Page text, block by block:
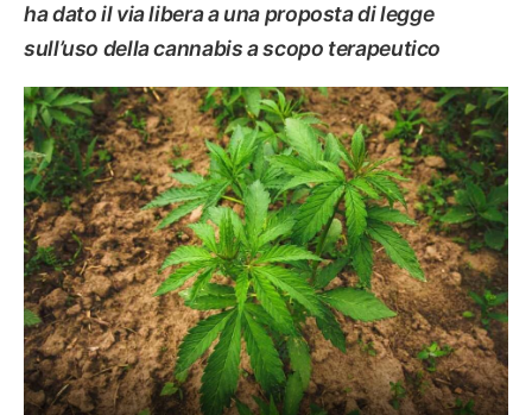
ha dato il via libera a una proposta di legge
sull’uso della cannabis a scopo terapeutico
L'ALTRA MEDICINA